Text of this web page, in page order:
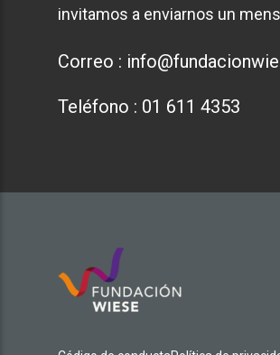
invitamos a enviarnos un
Correo :
Teléfono : 01 611 4353